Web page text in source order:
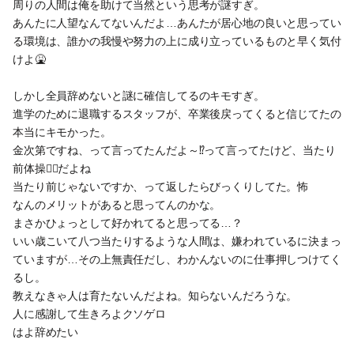
周りの人間は俺を助けて当然という思考が謎すぎ。
あんたに人望なんてないんだよ…あんたが居心地の良いと思ってい
る環境は、誰かの我慢や努力の上に成り立っているものと早く気付
けよ🤮
しかし全員辞めないと謎に確信してるのキモすぎ。
進学のために退職するスタッフが、卒業後戻ってくると信じてたの
本当にキモかった。
金次第ですね、って言ってたんだよ～⁉️って言ってたけど、当たり
前体操🤸‍♀️だよね
当たり前じゃないですか、って返したらびっくりしてた。怖
なんのメリットがあると思ってんのかな。
まさかひょっとして好かれてると思ってる…？
いい歳こいて八つ当たりするような人間は、嫌われているに決まっ
ていますが…その上無責任だし、わかんないのに仕事押しつけてく
るし。
教えなきゃ人は育たないんだよね。知らないんだろうな。
人に感謝して生きろよクソゲロ
はよ辞めたい